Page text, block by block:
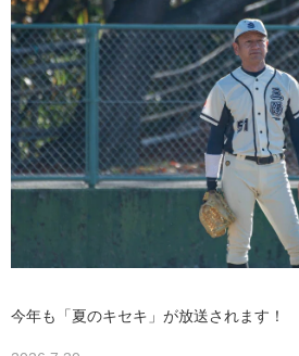
今年も「夏のキセキ」が放送されます！